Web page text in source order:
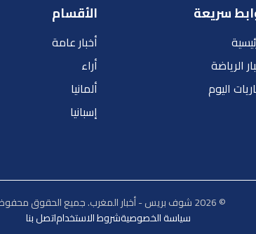
سريعة
الرياضة
اليوم
الأقسام
أخبار عامة
أراء
ألمانيا
إسبانيا
© 2026 شوف بريس - أخبار المغرب. جميع الحقوق محفوظة.
سياسة الخصوصيةشروط الاستخداماتصل بنا